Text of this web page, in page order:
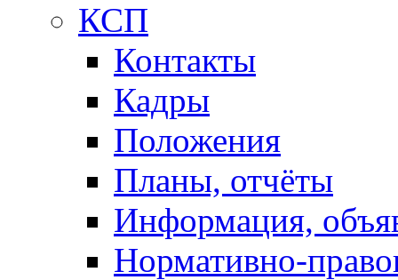
КСП
Контакты
Кадры
Положения
Планы, отчёты
Информация,
Нормативно-